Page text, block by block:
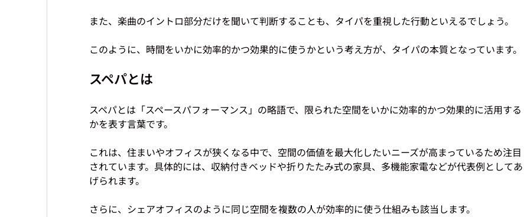
また、楽曲のイントロ部分だけを聞いて判断することも、タイパを重視した行動といえるでしょう。
スペパとは
スペパとは「スペースパフォーマンス」の略語で、限られた空間をいかに効率的かつ効果的に活用する
かを表す言葉です。
これは、住まいやオフィスが狭くなる中で、空間の価値を最大化したいニーズが高まっているため注目
されています。具体的には、収納付きベッドや折りたたみ式の家具、多機能家電などが代表例としてあ
げられます。
さらに、シェアオフィスのように同じ空間を複数の人が効率的に使う仕組みも該当します。